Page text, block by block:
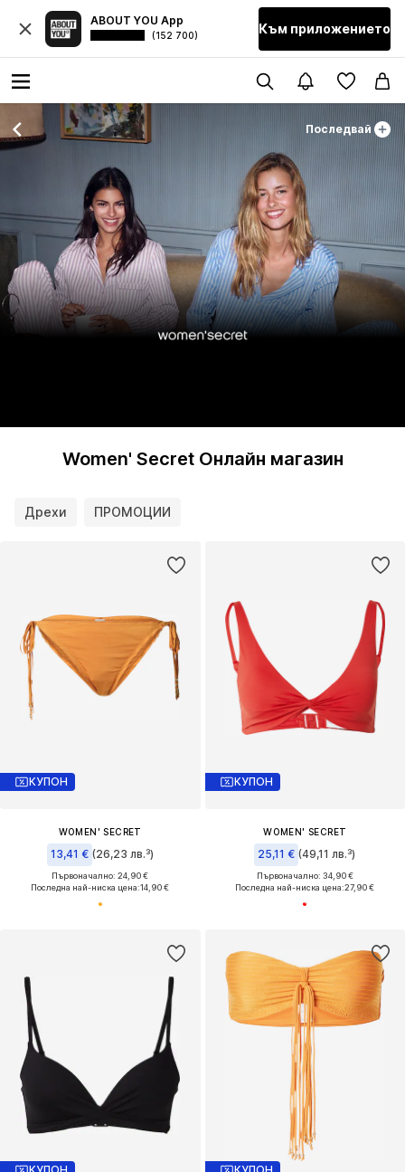
ABOUT YOU App
(152 700) Към приложението
Последвай
Women' Secret Онлайн магазин
Дрехи ПРОМОЦИИ
КУПОН
WOMEN' SECRET
13,41 € (26,23 лв.³)
Първоначално: 24,90 €
Последна най-ниска цена:14,90 €
КУПОН
WOMEN' SECRET
25,11 € (49,11 лв.³)
Първоначално: 34,90 €
Последна най-ниска цена:27,90 €